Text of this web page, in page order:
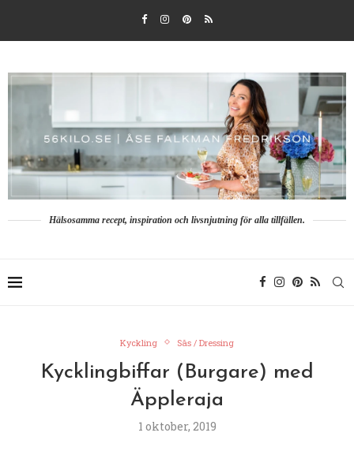
Hälsosamma recept, inspiration och livsnjutning för alla tillfällen.
Kyckling Sås / Dressing
Kycklingbiffar (Burgare) med
Äppleraja
1 oktober, 2019